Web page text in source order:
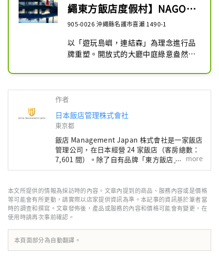
繩東方飯店度假村】NAGO度
假飯店
905-0026 沖繩縣名護市喜瀨 1490-1
以「遊玩島嶼，連結森」為理念進行品
牌重塑。開放式的大廳中庭綠意盎然，
超過44平方米，面向大海的山丘上170
米長的游泳池規模宏大。沖繩東方飯店
度假村及水療中心是沖繩Junglia的飯
店，位於沖繩縣名護市。
作者
日本飯店管理株式會社
東京都
飯店 Management Japan 株式會社是一家飯店
管理公司，在日本經營 24 家飯店（客房總數：
7,601 間）。除了自有品牌「東方飯店」和「東
方快車飯店」外，該公司還管理和經營各種飯
店」。
more
本文所提供的情報為採訪時的內容。文章內提到的商品、服務內容或是價格
等可能會有所更動，請實際以店家提供資訊為準。本記事的資訊基於筆者當
時的調查和撰寫。文章發佈後，產品或服務的內容和價格可能會有變更，在
使用時請再次事前確認。
本頁面部分為自動翻譯。